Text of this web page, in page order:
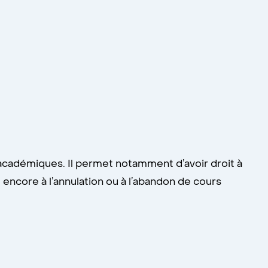
fonctionnelle majeure ou d’un
permet.
Il permet notamment d’avoir droit à
à l’annulation ou à l’abandon de cours